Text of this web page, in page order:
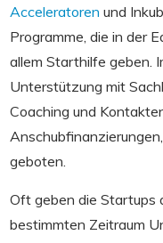
Acceleratoren und
Programme, die in der
allem Starthilfe geben.
Unterstützung mit
Coaching und
geboten.
Oft geben die Startups
bestimmten Zeitraum